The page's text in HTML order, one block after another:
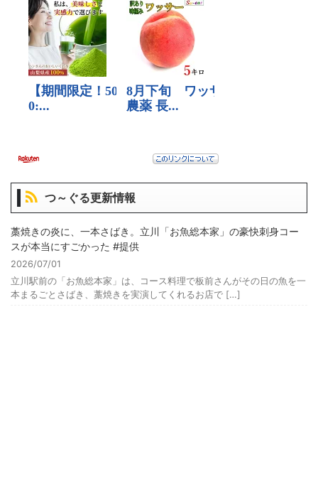
つ～ぐる更新情報
藁焼きの炎に、一本さばき。立川「お魚総本家」の豪快刺身コー
スが本当にすごかった #提供
2026/07/01
立川駅前の「お魚総本家」は、コース料理で板前さんがその日の魚を一
本まるごとさばき、藁焼きを実演してくれるお店で […]